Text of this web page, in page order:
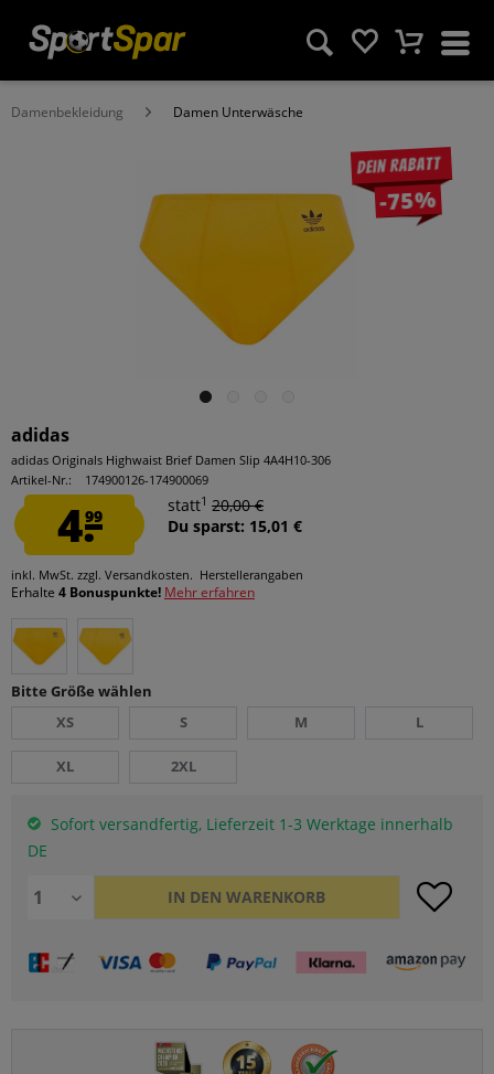
Damenbekleidung Damen Unterwäsche
Dein Rabatt
-75%
adidas
adidas Originals Highwaist Brief Damen Slip 4A4H10-306
Artikel-Nr.:
174900126-174900069
4.99
statt1 20,00 €
Du sparst: 15,01 €
inkl. MwSt. zzgl. Versandkosten. Herstellerangaben
Erhalte 4 Bonuspunkte! Mehr erfahren
Bitte Größe wählen
XS
S M L
XL 2XL
Sofort versandfertig, Lieferzeit 1-3 Werktage innerhalb
DE
IN DEN WARENKORB